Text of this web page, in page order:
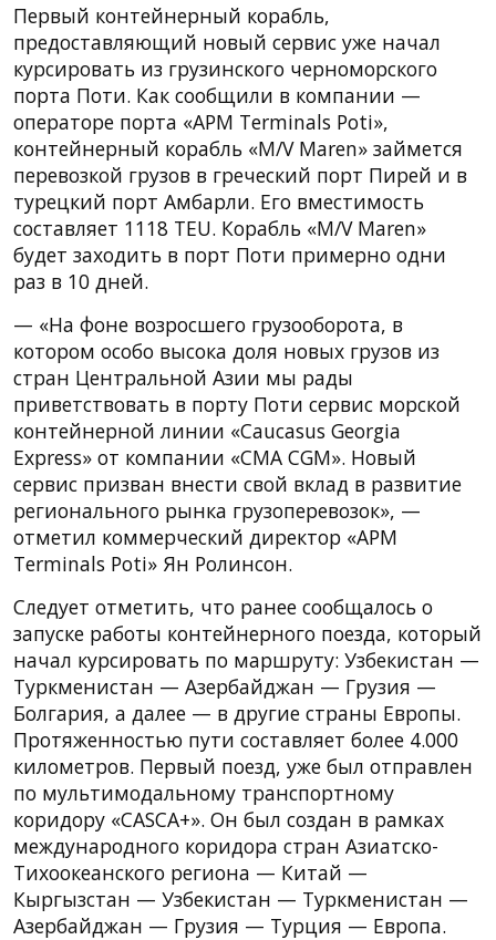
Первый контейнерный корабль,
предоставляющий новый сервис уже начал
курсировать из грузинского черноморского
порта Поти. Как сообщили в компании —
операторе порта «APM Terminals Poti»,
контейнерный корабль «M/V Maren» займется
перевозкой грузов в греческий порт Пирей и в
турецкий порт Амбарли. Его вместимость
составляет 1118 TEU. Корабль «M/V Maren»
будет заходить в порт Поти примерно одни
раз в 10 дней.
— «На фоне возросшего грузооборота, в
котором особо высока доля новых грузов из
стран Центральной Азии мы рады
приветствовать в порту Поти сервис морской
контейнерной линии «Caucasus Georgia
Express» от компании «CMA CGM». Новый
сервис призван внести свой вклад в развитие
регионального рынка грузоперевозок», —
отметил коммерческий директор «APM
Terminals Poti» Ян Ролинсон.
Следует отметить, что ранее сообщалось о
запуске работы контейнерного поезда, который
начал курсировать по маршруту: Узбекистан —
Туркменистан — Азербайджан — Грузия —
Болгария, а далее — в другие страны Европы.
Протяженностью пути составляет более 4.000
километров. Первый поезд, уже был отправлен
по мультимодальному транспортному
коридору «CASCA+». Он был создан в рамках
международного коридора стран Азиатско-
Тихоокеанского региона — Китай —
Кыргызстан — Узбекистан — Туркменистан —
Азербайджан — Грузия — Турция — Европа.